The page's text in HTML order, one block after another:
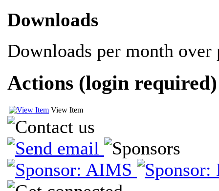
Downloads
Downloads per month over
Actions (login required)
View Item